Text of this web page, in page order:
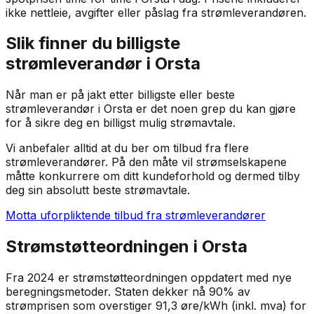
ikke nettleie, avgifter eller påslag fra strømleverandøren.
Slik finner du billigste
strømleverandør i Orsta
Når man er på jakt etter billigste eller beste
strømleverandør i Orsta er det noen grep du kan gjøre
for å sikre deg en billigst mulig strømavtale.
Vi anbefaler alltid at du ber om tilbud fra flere
strømleverandører. På den måte vil strømselskapene
måtte konkurrere om ditt kundeforhold og dermed tilby
deg sin absolutt beste strømavtale.
Motta uforpliktende tilbud fra strømleverandører
Strømstøtteordningen i Orsta
Fra 2024 er strømstøtteordningen oppdatert med nye
beregningsmetoder. Staten dekker nå 90% av
strømprisen som overstiger 91,3 øre/kWh (inkl. mva) for